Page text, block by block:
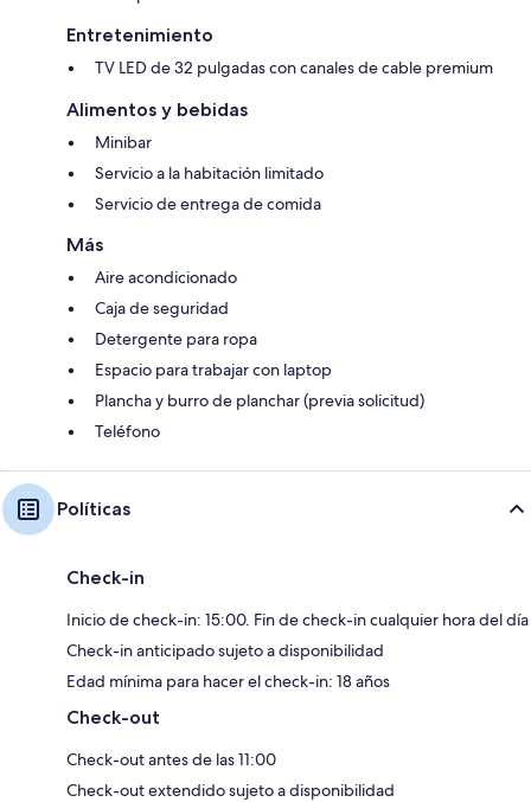
Entretenimiento
TV LED de 32 pulgadas con canales de cable premium
Alimentos y bebidas
Minibar
Servicio a la habitación limitado
Servicio de entrega de comida
Más
Aire acondicionado
Caja de seguridad
Detergente para ropa
Espacio para trabajar con laptop
Plancha y burro de planchar (previa solicitud)
Teléfono
Políticas
Check-in
Inicio de check-in: 15:00. Fin de check-in cualquier hora del día
Check-in anticipado sujeto a disponibilidad
Edad mínima para hacer el check-in: 18 años
Check-out
Check-out antes de las 11:00
Check-out extendido sujeto a disponibilidad